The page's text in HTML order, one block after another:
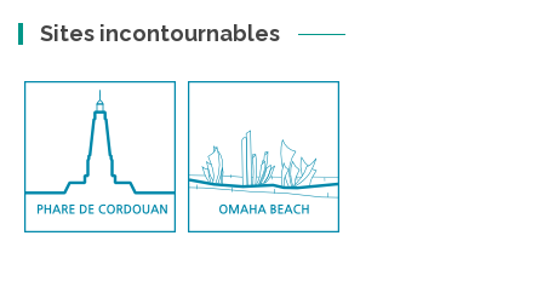
Sites incontournables